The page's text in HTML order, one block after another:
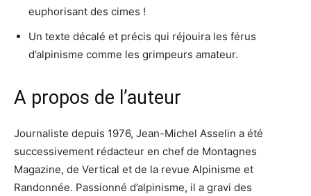
euphorisant des cimes !
Un texte décalé et précis qui réjouira les férus
d’alpinisme comme les grimpeurs amateur.
A propos de l’auteur
Journaliste depuis 1976, Jean-Michel Asselin a été
successivement rédacteur en chef de Montagnes
Magazine, de Vertical et de la revue Alpinisme et
Randonnée. Passionné d’alpinisme, il a gravi des